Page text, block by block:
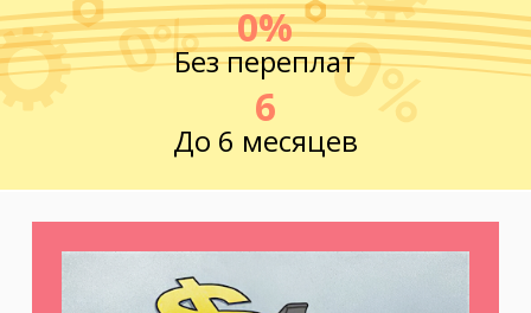
0%
Без переплат
6
До 6 месяцев